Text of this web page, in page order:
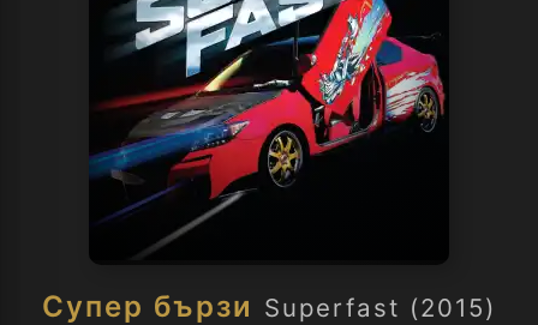
Супер бързи Superfast (2015)